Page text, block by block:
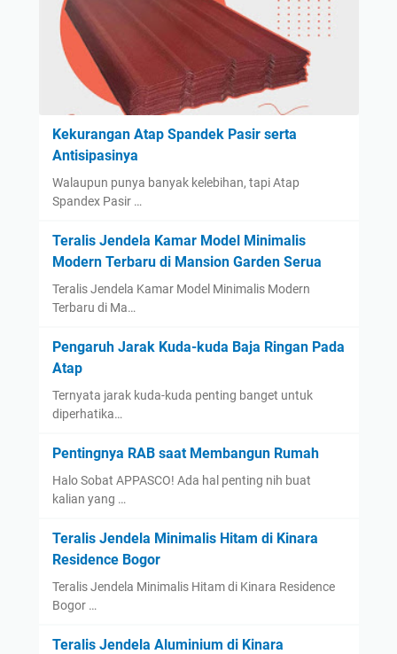
Kekurangan Atap Spandek Pasir serta
Antisipasinya
Walaupun punya banyak kelebihan, tapi Atap
Spandex Pasir …
Teralis Jendela Kamar Model Minimalis
Modern Terbaru di Mansion Garden Serua
Teralis Jendela Kamar Model Minimalis Modern
Terbaru di Ma…
Pengaruh Jarak Kuda-kuda Baja Ringan Pada
Atap
Ternyata jarak kuda-kuda penting banget untuk
diperhatika…
Pentingnya RAB saat Membangun Rumah
Halo Sobat APPASCO! Ada hal penting nih buat
kalian yang …
Teralis Jendela Minimalis Hitam di Kinara
Residence Bogor
Teralis Jendela Minimalis Hitam di Kinara Residence
Bogor …
Teralis Jendela Aluminium di Kinara